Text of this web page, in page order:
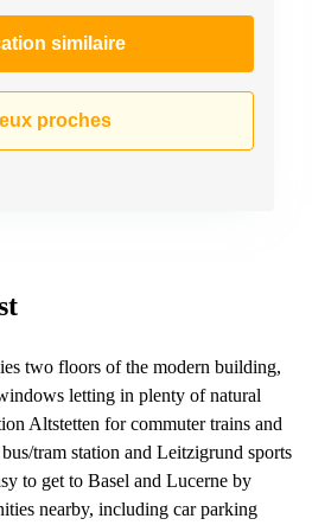
similaire
proches
two floors of the modern building,
letting in plenty of natural
Altstetten for commuter trains and
tram station and Leitzigrund sports
to get to Basel and Lucerne by
nearby, including car parking